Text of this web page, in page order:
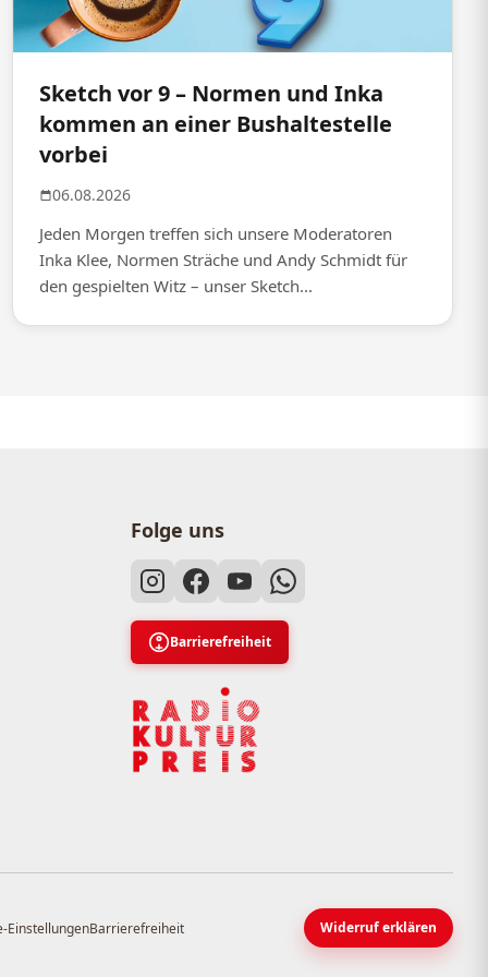
Sketch vor 9 – Normen und Inka
kommen an einer Bushaltestelle
vorbei
06.08.2026
Jeden Morgen treffen sich unsere Moderatoren
Inka Klee, Normen Sträche und Andy Schmidt für
den gespielten Witz – unser Sketch...
Folge uns
Barrierefreiheit
EinstellungenBarrierefreiheit Widerruf erklären